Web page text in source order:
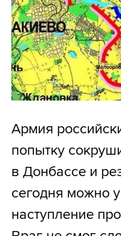
Армия
попытку
в Донбассе и
сегодня можно
наступление